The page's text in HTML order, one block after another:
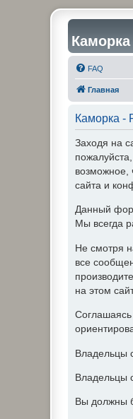
Каморка
FAQ
Главная
Каморка -
Заходя на
возможное,
сайта и
Данный
Мы всегда
Не смотря
все
на этом
Владельцы
Владельцы
Вы должны